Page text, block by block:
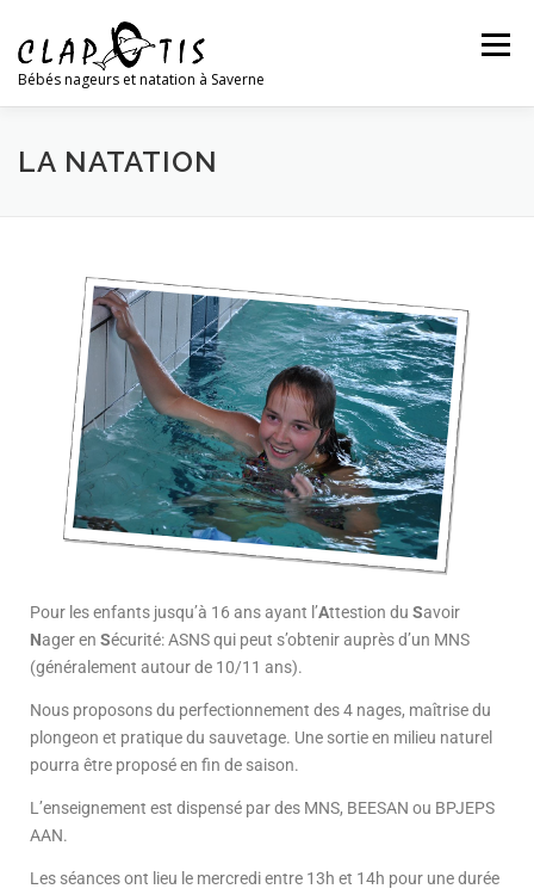
Bébés nageurs et natation à Saverne
Menu
LES BÉBÉS NAGEURS
LA NATATION
Pour les enfants jusqu’à 16 ans ayant l’Attestion du Savoir
Nager en Sécurité: ASNS qui peut s’obtenir auprès d’un MNS
(généralement autour de 10/11 ans).
Nous proposons du perfectionnement des 4 nages, maîtrise du
plongeon et pratique du sauvetage. Une sortie en milieu naturel
pourra être proposé en fin de saison.
L’enseignement est dispensé par des MNS, BEESAN ou BPJEPS
AAN.
Les séances ont lieu le mercredi entre 13h et 14h pour une durée